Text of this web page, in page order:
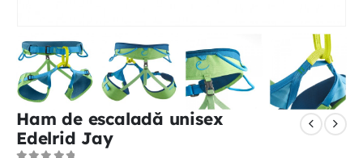
Ham de escaladă unisex
Edelrid Jay